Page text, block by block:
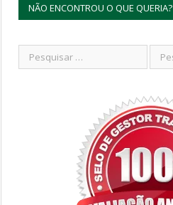
NÃO ENCONTROU O QUE QUERIA?